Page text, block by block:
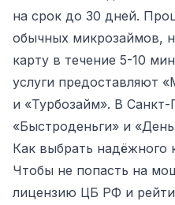
на срок до 30 дней.
обычных микрозаймов,
карту в течение 5-10
услуги предоставляют
и «Турбозайм». В Санкт-
«Быстроденьги» и
Как выбрать надёжного
Чтобы не попасть на
лицензию ЦБ РФ и